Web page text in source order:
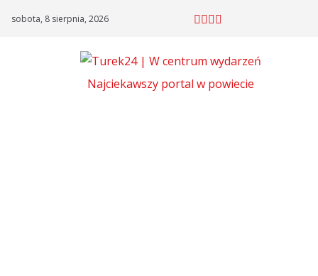
sobota, 8 sierpnia, 2026
Najciekawszy portal w powiecie